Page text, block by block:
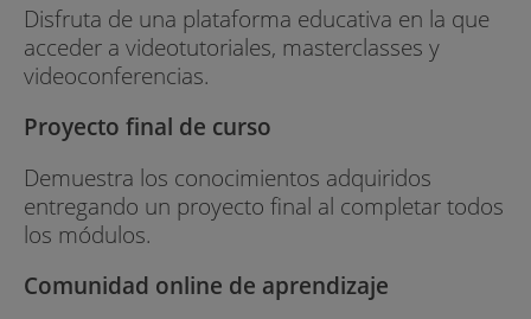
Disfruta de una plataforma educativa en la que
acceder a videotutoriales, masterclasses y
videoconferencias.
Proyecto final de curso
Demuestra los conocimientos adquiridos
entregando un proyecto final al completar todos
los módulos.
Comunidad online de aprendizaje